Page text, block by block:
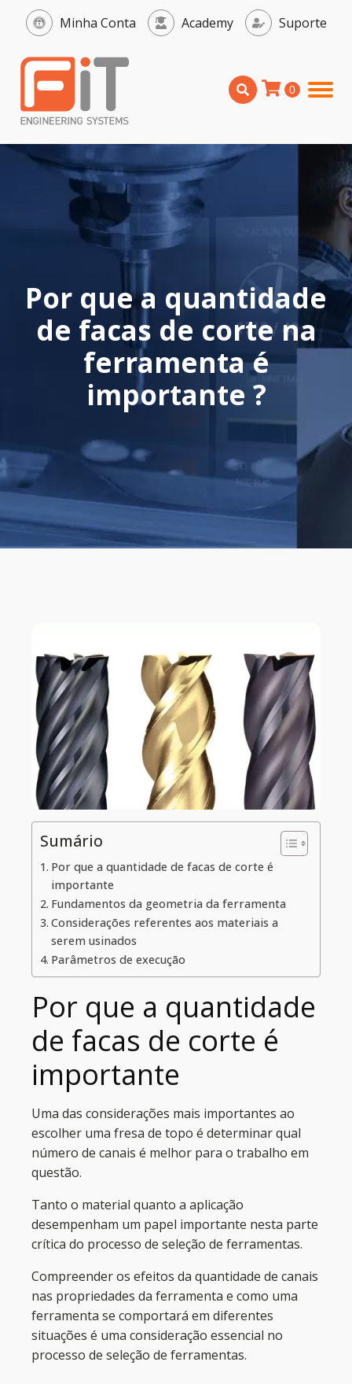
Minha Conta Academy Suporte
Por que a quantidade
de facas de corte na
ferramenta é
importante ?
Sumário
Por que a quantidade de facas de corte é
importante
Fundamentos da geometria da ferramenta
Considerações referentes aos materiais a
serem usinados
Parâmetros de execução
Por que a quantidade
de facas de corte é
importante
Uma das considerações mais importantes ao
escolher uma fresa de topo é determinar qual
número de canais é melhor para o trabalho em
questão.
Tanto o material quanto a aplicação
desempenham um papel importante nesta parte
crítica do processo de seleção de ferramentas.
Compreender os efeitos da quantidade de canais
nas propriedades da ferramenta e como uma
ferramenta se comportará em diferentes
situações é uma consideração essencial no
processo de seleção de ferramentas.